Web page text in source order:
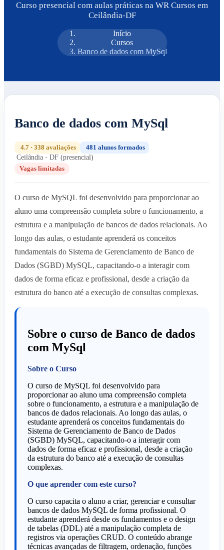
Curso presencial com aulas práticas na WR Cursos em
Ceilândia-DF
Início
Cursos
Banco de dados com MySql
Banco de dados com MySql
4.7 · 338 avaliações
481 alunos formados
Ceilândia - DF (presencial)
Vagas limitadas
O curso de MySQL foi desenvolvido para proporcionar ao
aluno uma compreensão completa sobre o funcionamento, a
estrutura e a manipulação de bancos de dados relacionais. Ao
longo das aulas, o estudante aprenderá os conceitos
fundamentais do Sistema de Gerenciamento de Banco de
Dados (SGBD) MySQL, capacitando-o a interagir com
dados de forma eficaz e profissional, desde a criação da
estrutura do banco até a execução de consultas complexas.
Sobre o curso de Banco de dados
com MySql
Sobre o Curso
O curso de MySQL foi desenvolvido para
proporcionar ao aluno uma compreensão completa
sobre o funcionamento, a estrutura e a manipulação de
bancos de dados relacionais. Ao longo das aulas, o
estudante aprenderá os conceitos fundamentais do
Sistema de Gerenciamento de Banco de Dados
(SGBD) MySQL, capacitando-o a interagir com
dados de forma eficaz e profissional, desde a criação
da estrutura do banco até a execução de consultas
complexas.
O que aprender com este curso?
O curso capacita o aluno a criar, gerenciar e consultar
bancos de dados MySQL de forma profissional. O
estudante aprenderá desde os fundamentos e o design
de tabelas (DDL) até a manipulação completa de
registros via operações CRUD. O conteúdo abrange
técnicas avançadas de filtragem, ordenação, funções